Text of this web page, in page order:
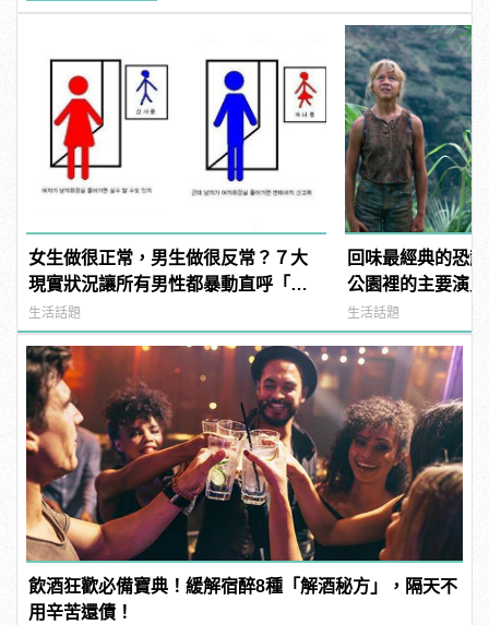
女生做很正常，男生做很反常？７大
現實狀況讓所有男性都暴動直呼「不
公平」！
生活話題
回味最經典的恐
公園裡的主要演
生活話題
飲酒狂歡必備寶典！緩解宿醉8種「解酒秘方」，隔天不
用辛苦還債！